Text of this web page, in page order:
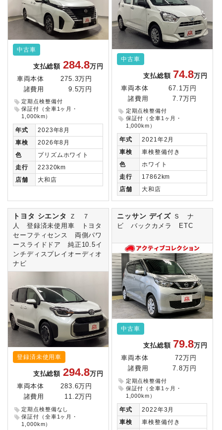
中古車
支払総額 284.8万円
車両本体
275.3万円
諸費用
9.5万円
定期点検整備付
保証付（全車1ヶ月・
1,000km）
年式
2023年8月
車検
2026年8月
色
プリズムホワイト
走行
22320km
店舗
大和店
中古車
支払総額 74.8万円
車両本体
67.1万円
諸費用
7.7万円
定期点検整備付
保証付（全車1ヶ月・
1,000km）
年式
2021年2月
車検
車検整備付き
色
ホワイト
走行
17862km
店舗
大和店
トヨタ シエンタ
Ｚ ７
人 登録済未使用車 トヨタ
セーフティセンス 両側パワ
ースライドドア 純正10.5イ
ンチディスプレイオーディオ
ナビ
登録済未使用車
支払総額 294.8万円
車両本体
283.6万円
諸費用
11.2万円
定期点検整備なし
保証付（全車1ヶ月・
1,000km）
ニッサン デイズ Ｓ ナ
ビ バックカメラ ETC
中古車
支払総額 79.8万円
車両本体
72万円
諸費用
7.8万円
定期点検整備付
保証付（全車1ヶ月・
1,000km）
年式
2022年3月
車検
車検整備付き